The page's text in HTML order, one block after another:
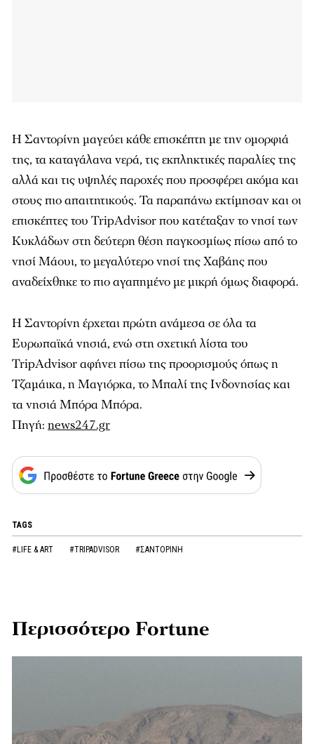
Η Σαντορίνη μαγεύει κάθε επισκέπτη με την ομορφιά
της, τα καταγάλανα νερά, τις εκπληκτικές παραλίες της
αλλά και τις υψηλές παροχές που προσφέρει ακόμα και
στους πιο απαιτητικούς. Τα παραπάνω εκτίμησαν και οι
επισκέπτες του TripAdvisor που κατέταξαν το νησί των
Κυκλάδων στη δεύτερη θέση παγκοσμίως πίσω από το
νησί Μάουι, το μεγαλύτερο νησί της Χαβάης που
αναδείχθηκε το πιο αγαπημένο με μικρή όμως διαφορά.
Η Σαντορίνη έρχεται πρώτη ανάμεσα σε όλα τα
Ευρωπαϊκά νησιά, ενώ στη σχετική λίστα του
TripAdvisor αφήνει πίσω της προορισμούς όπως η
Τζαμάικα, η Μαγιόρκα, το Μπαλί της Ινδονησίας και
τα νησιά Μπόρα Μπόρα.
Πηγή: news247.gr
TAGS
#LIFE & ART #TRIPADVISOR #ΣΑΝΤΟΡΙΝΗ
Περισσότερο Fortune